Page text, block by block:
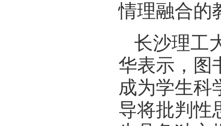
情理融合的
长沙理工
华表示，图
成为学生科
导将批判性